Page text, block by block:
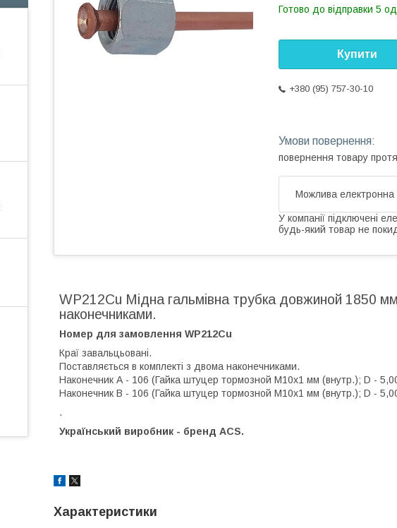
Готово до відправки 5
Купити
+380 (95) 757-30-10
повернення товару
У компанії підключені
будь-який товар не
WP212Cu Мідна гальмівна трубка довжиной 1850
наконечниками.
Номер для замовлення WP212Cu
Краї завальцьовані.
Поставляється в комплекті з двома наконечниками.
Наконечник А - 106 (Гайка штуцер тормозной М10х1 мм (внутр.); D -
Наконечник В - 106 (Гайка штуцер тормозной М10х1 мм (внутр.); D -
.
Український виробник - бренд ACS.
Характеристики